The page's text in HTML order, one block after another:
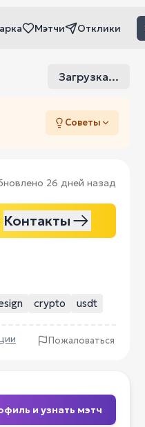
Мэтчи Отклики
Загрузка...
Советы
26 дней назад
Контакты
crypto usdt
Пожаловаться
и узнать мэтч